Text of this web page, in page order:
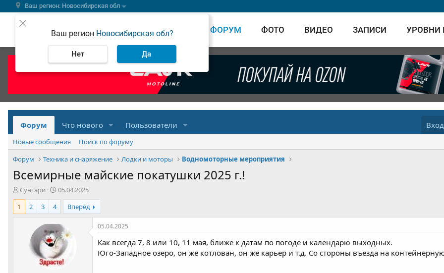
Ваш регион: Новосибирская обл
Ваш регион Новосибирская обл?
Нет Да
ВЕСТИ ФОРУМ ФОТО ВИДЕО ЗАПИСИ УРОВНИ
Форум Что нового Пользователи Вход
Новые сообщения
Поиск по форуму
Форум
Техника и снаряжение Лодки и моторы Водномоторные мероприятия
Всемирные майские покатушки 2025 г.!
А
в
т
о
Сунгари
Д
а
а
н
а
ч
а
л
05.04.2025
1
2 3 4 Вперёд
05.04.2025
Как всегда 7, 8 или 10, 11 мая, ближе к датам по погоде и календарю выходных.
Юго-Западное озеро, он же котлован, он же карьер и т.д. Со стороны въезда на